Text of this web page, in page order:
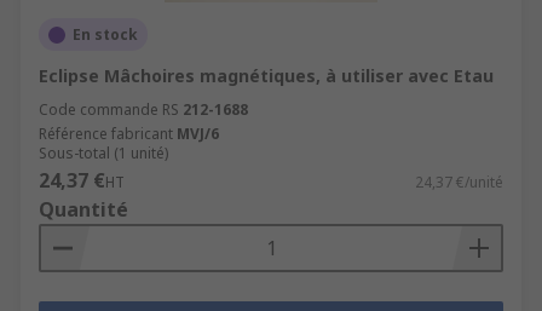
En stock
Eclipse Mâchoires magnétiques, à utiliser avec Etau
Code commande RS 212-1688
Référence fabricant MVJ/6
Sous-total (1 unité)
24,37 €HT 24,37 €/unité
Quantité